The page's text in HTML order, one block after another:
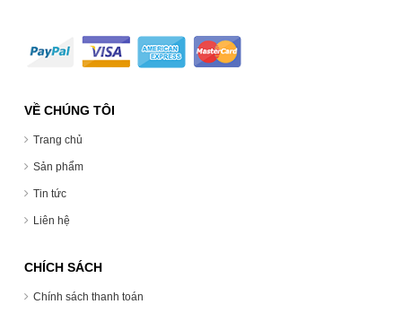
VỀ CHÚNG TÔI
Trang chủ
Sản phẩm
Tin tức
Liên hệ
CHÍCH SÁCH
Chính sách thanh toán